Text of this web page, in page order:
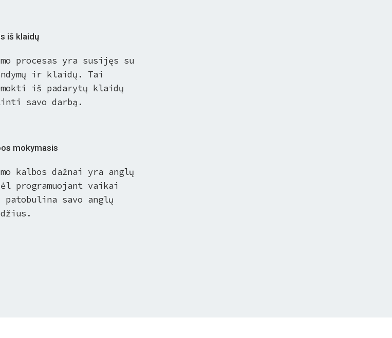
iš klaidų
procesas yra susijęs su
ir klaidų. Tai
iš padarytų klaidų
savo darbą.
mokymasis
kalbos dažnai yra anglų
programuojant vaikai
savo anglų